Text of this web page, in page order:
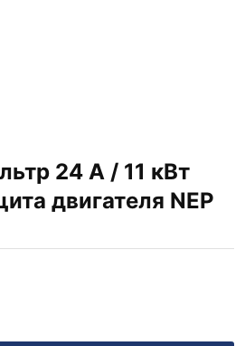
24 А / 11 кВт
двигателя NEP